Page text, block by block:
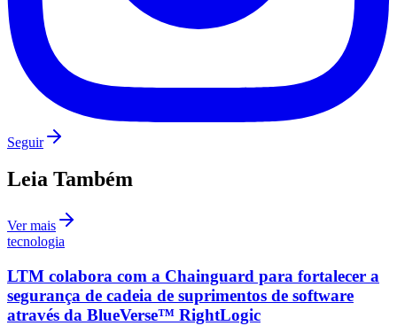
Seguir
Leia Também
Ver mais
tecnologia
LTM colabora com a Chainguard para fortalecer a
segurança de cadeia de suprimentos de software
através da BlueVerse™ RightLogic